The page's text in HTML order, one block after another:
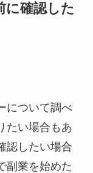
に確認した
について調べ
たい場合もあ
認したい場合
副業を始めた